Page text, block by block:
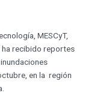
MESCyT,
ha recibido reportes
en la región